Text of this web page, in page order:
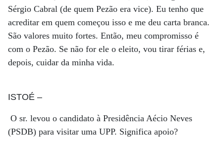
Sérgio Cabral (de quem Pezão era vice). Eu tenho que
acreditar em quem começou isso e me deu carta branca.
São valores muito fortes. Então, meu compromisso é
com o Pezão. Se não for ele o eleito, vou tirar férias e,
depois, cuidar da minha vida.
ISTOÉ –
O sr. levou o candidato à Presidência Aécio Neves
(PSDB) para visitar uma UPP. Significa apoio?